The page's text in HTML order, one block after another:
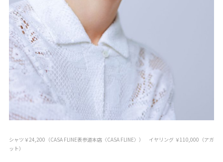
シャツ￥24,200（CASA FLINE表参道本店〈CASA FLINE〉） イヤリング ￥110,000（アガ
ット）